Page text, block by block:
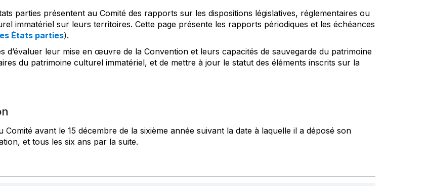
parties présentent au Comité des rapports sur les dispositions législatives, réglementaires ou
immatériel sur leurs territoires. Cette page présente les rapports périodiques et les échéances
États parties).
d’évaluer leur mise en œuvre de la Convention et leurs capacités de sauvegarde du patrimoine
du patrimoine culturel immatériel, et de mettre à jour le statut des éléments inscrits sur la
avant le 15 décembre de la sixième année suivant la date à laquelle il a déposé son
et tous les six ans par la suite.